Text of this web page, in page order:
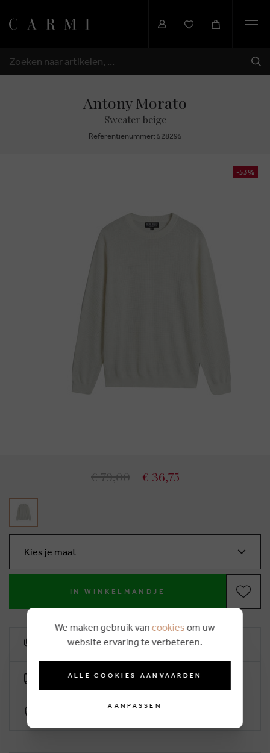
ZOEKEN
Antony Morato
Sweater beige
Referentienummer: 528295
-53%
€ 79,00 € 36,75
Kies je maat
IN WINKELMANDJE
10% klantenkorting
Gratis levering vanaf €50 (2-4 werkdagen)
We maken gebruik van cookies om uw
website ervaring te verbeteren.
ALLE COOKIES AANVAARDEN
AANPASSEN